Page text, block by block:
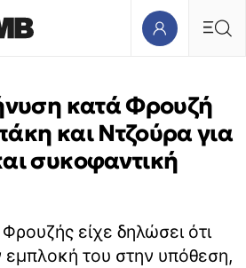
κατά Φρουζή
και Ντζούρα για
συκοφαντική
είχε δηλώσει ότι
εμπλοκή του στην υπόθεση,